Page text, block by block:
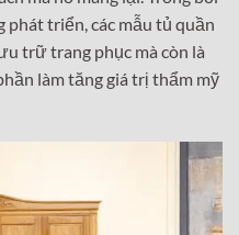
phát triển, các mẫu tủ quần
trữ trang phục mà còn là
làm tăng giá trị thẩm mỹ